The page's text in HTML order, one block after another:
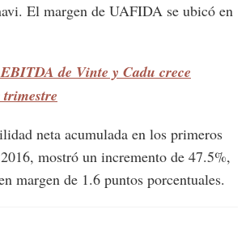
El margen de UAFIDA se ubicó en
de Vinte y Cadu crece
neta acumulada en los primeros
mostró un incremento de 47.5%,
margen de 1.6 puntos porcentuales.